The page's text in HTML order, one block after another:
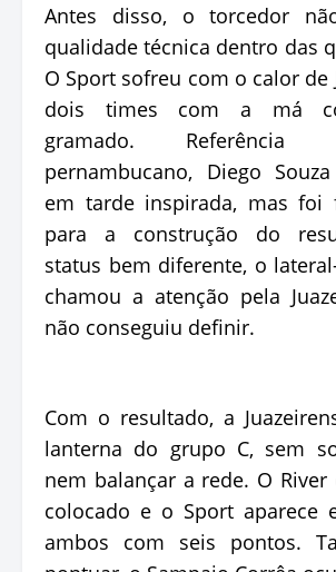
Antes disso, o torcedor
qualidade técnica dentro das
O Sport sofreu com o calor de
dois times com a má
gramado.
pernambucano, Diego
em tarde inspirada, mas foi
para a construção do
status bem diferente, o
chamou a atenção pela
não conseguiu definir.
Com o resultado, a
lanterna do grupo C, sem
nem balançar a rede. O
colocado e o Sport aparece
ambos com seis pontos.